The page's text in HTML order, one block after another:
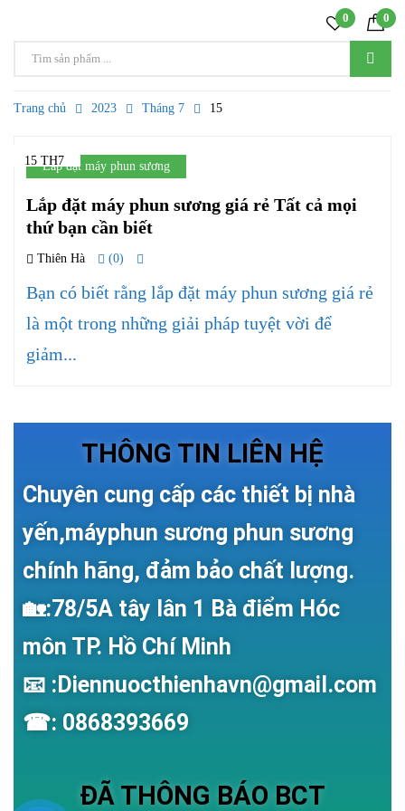
0 0
Trang chủ 2023 Tháng 7 15
15 TH7
Lắp đặt máy phun sương
Lắp đặt máy phun sương giá rẻ Tất cả mọi
thứ bạn cần biết
Thiên Hà (0)
Bạn có biết rằng lắp đặt máy phun sương giá rẻ
là một trong những giải pháp tuyệt vời để
giảm...
THÔNG TIN LIÊN HỆ
Chuyên cung cấp các thiết bị nhà
yến,máyphun sương phun sương
chính hãng, đảm bảo chất lượng.
🏡:78/5A tây lân 1 Bà điểm Hóc
môn TP. Hồ Chí Minh
📧 :Diennuocthienhavn@gmail.com
☎: 0868393669
ĐÃ THÔNG BÁO BCT